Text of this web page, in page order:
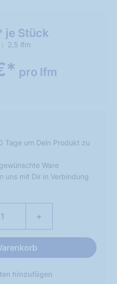
je Stück
2,5 lfm
pro lfm
Tage um Dein Produkt zu
Ware
uns mit Dir in Verbindung
+
hinzufügen